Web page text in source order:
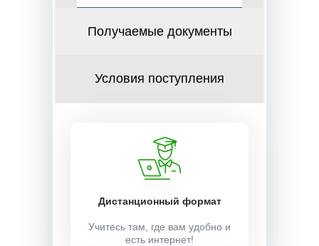
Получаемые документы
Условия поступления
Дистанционный формат
Учитесь там, где вам удобно и
есть интернет!